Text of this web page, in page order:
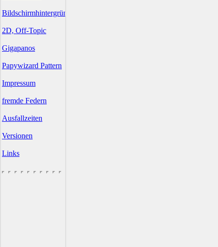
Bildschirmhintergründe
2D, Off-Topic
Gigapanos
Papywizard Pattern
Impressum
fremde Federn
Ausfallzeiten
Versionen
Links